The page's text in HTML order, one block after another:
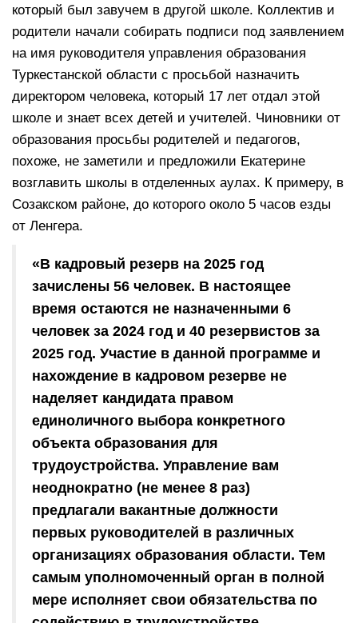
который был завучем в другой школе. Коллектив и
родители начали собирать подписи под заявлением
на имя руководителя управления образования
Туркестанской области с просьбой назначить
директором человека, который 17 лет отдал этой
школе и знает всех детей и учителей. Чиновники от
образования просьбы родителей и педагогов,
похоже, не заметили и предложили Екатерине
возглавить школы в отделенных аулах. К примеру, в
Созакском районе, до которого около 5 часов езды
от Ленгера.
«В кадровый резерв на 2025 год
зачислены 56 человек. В настоящее
время остаются не назначенными 6
человек за 2024 год и 40 резервистов за
2025 год. Участие в данной программе и
нахождение в кадровом резерве не
наделяет кандидата правом
единоличного выбора конкретного
объекта образования для
трудоустройства. Управление вам
неоднократно (не менее 8 раз)
предлагали вакантные должности
первых руководителей в различных
организациях образования области. Тем
самым уполномоченный орган в полной
мере исполняет свои обязательства по